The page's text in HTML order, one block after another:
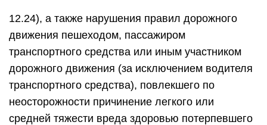
12.24), а также нарушения правил дорожного
движения пешеходом, пассажиром
транспортного средства или иным участником
дорожного движения (за исключением водителя
транспортного средства), повлекшего по
неосторожности причинение легкого или
средней тяжести вреда здоровью потерпевшего